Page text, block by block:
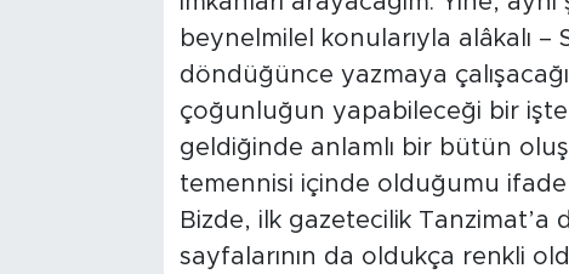
beynelmilel konularıyla alâkalı
döndüğünce yazmaya
çoğunluğun yapabileceği bir
geldiğinde anlamlı bir bütün
temennisi içinde olduğumu ifade
Bizde, ilk gazetecilik Tanzimat’a
sayfalarının da oldukça renkli